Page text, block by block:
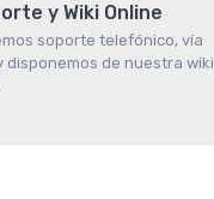
y Wiki Online
soporte telefónico, vía
disponemos de nuestra wiki